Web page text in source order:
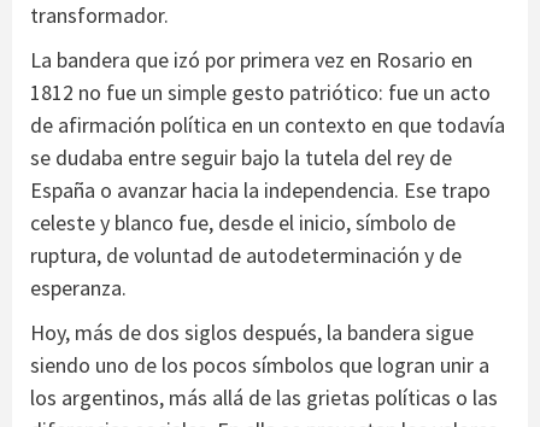
transformador.
La bandera que izó por primera vez en Rosario en
1812 no fue un simple gesto patriótico: fue un acto
de afirmación política en un contexto en que todavía
se dudaba entre seguir bajo la tutela del rey de
España o avanzar hacia la independencia. Ese trapo
celeste y blanco fue, desde el inicio, símbolo de
ruptura, de voluntad de autodeterminación y de
esperanza.
Hoy, más de dos siglos después, la bandera sigue
siendo uno de los pocos símbolos que logran unir a
los argentinos, más allá de las grietas políticas o las